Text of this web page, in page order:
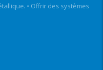
• Offrir des systèmes